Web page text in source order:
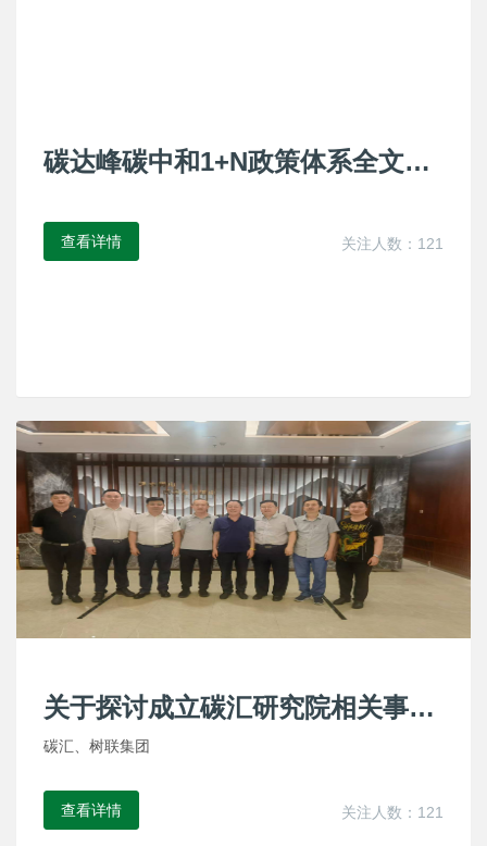
碳达峰碳中和1+N政策体系全文！
查看详情 关注人数：121
关于探讨成立碳汇研究院相关事宜
会议
碳汇、树联集团
查看详情 关注人数：121